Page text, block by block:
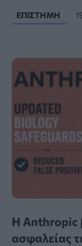
ΕΠΙΣΤΉΜΗ
Η Anthropic
ασφαλείας